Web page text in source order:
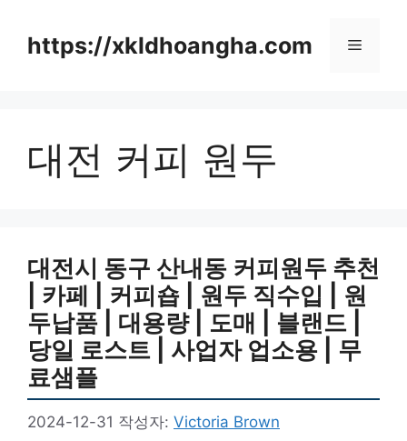
https://xkldhoangha.com 메
대전 커피 원두
대전시 동구 산내동 커피원두 추천
| 카페 | 커피숍 | 원두 직수입 | 원
두납품 | 대용량 | 도매 | 블랜드 |
당일 로스트 | 사업자 업소용 | 무
료샘플
2024-12-31 작성자: Victoria Brown